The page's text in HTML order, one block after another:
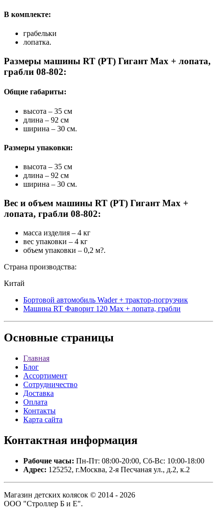
В комплекте:
грабельки
лопатка.
Размеры машины RT (РТ) Гигант Мax + лопата,
грабли 08-802:
Общие габариты:
высота – 35 см
длина – 92 см
ширина – 30 см.
Размеры упаковки:
высота – 35 см
длина – 92 см
ширина – 30 см.
Вес и объем машины RT (РТ) Гигант Мax +
лопата, грабли 08-802:
масса изделия – 4 кг
вес упаковки – 4 кг
объем упаковки – 0,2 м?.
Страна производства:
Китай
Бортовой автомобиль Wader + трактор-погрузчик
Машина RT Фаворит 120 Мax + лопата, грабли
Основные страницы
Главная
Блог
Ассортимент
Сотрудничество
Доставка
Оплата
Контакты
Карта сайта
Контактная информация
Рабочие часы: Пн-Пт: 08:00-20:00, Сб-Вс: 10:00-18:00
Адрес: 125252, г.Москва, 2-я Песчаная ул., д.2, к.2
Магазин детских колясок © 2014 - 2026
ООО "Строллер Б и Е".